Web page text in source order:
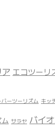
エコツーリ
バーツーリズム キッ
サラヤ バイ